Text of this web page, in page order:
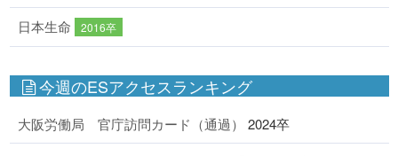
日本生命 2016卒
今週のESアクセスランキング
大阪労働局 官庁訪問カード（通過） 2024卒